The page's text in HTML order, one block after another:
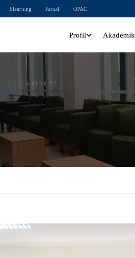
Elearning Jurnal OPAC
Profil Akademik